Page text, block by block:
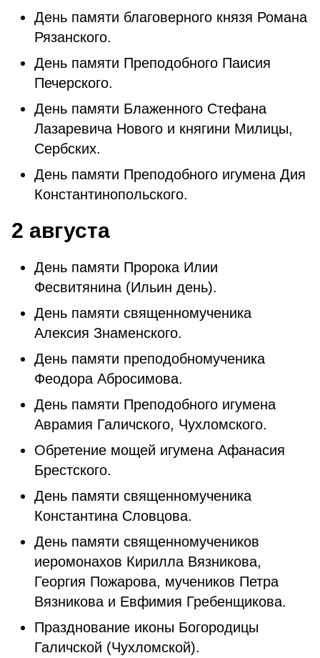
День памяти благоверного князя Романа
Рязанского.
День памяти Преподобного Паисия
Печерского.
День памяти Блаженного Стефана
Лазаревича Нового и княгини Милицы,
Сербских.
День памяти Преподобного игумена Дия
Константинопольского.
2 августа
День памяти Пророка Илии
Фесвитянина (Ильин день).
День памяти священномученика
Алексия Знаменского.
День памяти преподобномученика
Феодора Абросимова.
День памяти Преподобного игумена
Аврамия Галичского, Чухломского.
Обретение мощей игумена Афанасия
Брестского.
День памяти священномученика
Константина Словцова.
День памяти священномучеников
иеромонахов Кирилла Вязникова,
Георгия Пожарова, мучеников Петра
Вязникова и Евфимия Гребенщикова.
Празднование иконы Богородицы
Галичской (Чухломской).